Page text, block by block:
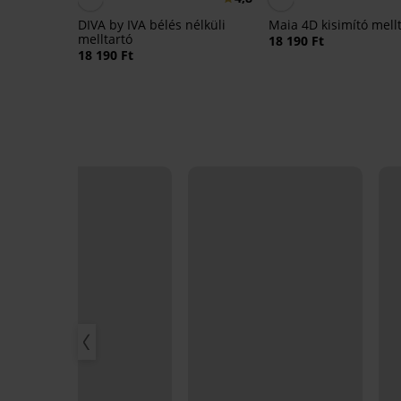
DIVA by IVA bélés nélküli
melltartó
18 190 Ft
Maia 4D kisimító
18 190 Ft